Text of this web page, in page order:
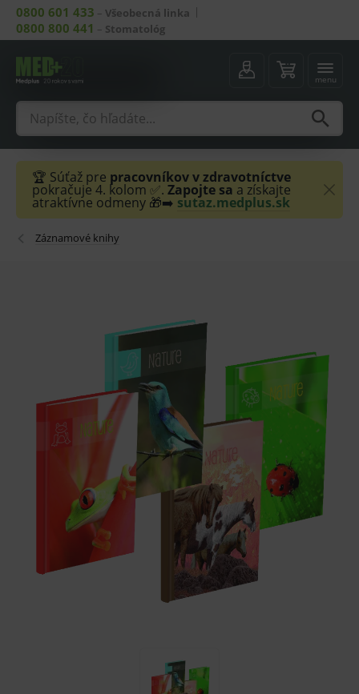
0800 601 433 – Všeobecná linka
0800 800 441 – Stomatológ
menu
🏆 Súťaž pre pracovníkov v zdravotníctve
pokračuje 4. kolom ✅. Zapojte sa a získajte
atraktívne odmeny 🎁➡️ sutaz.medplus.sk
Záznamové knihy